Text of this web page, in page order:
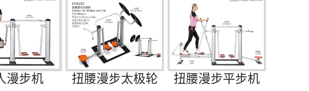
漫步机 扭腰漫步太极轮 扭腰漫步平步机